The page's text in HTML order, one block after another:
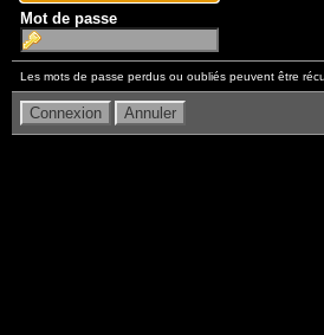
Mot de passe
Les mots de passe perdus ou oubliés peuvent être